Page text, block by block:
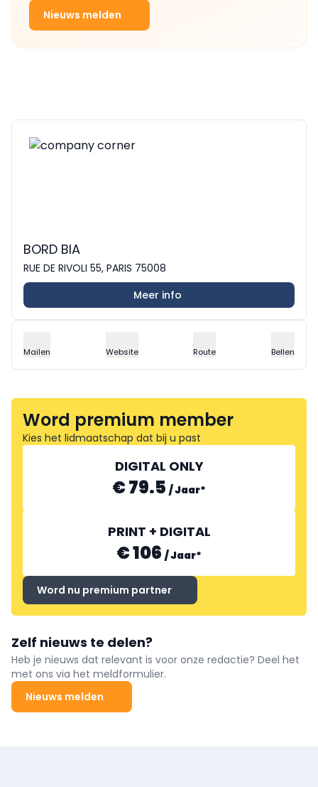
Nieuws melden
BORD BIA
RUE DE RIVOLI 55, PARIS 75008
Meer info
Mailen Website Route Bellen
Word premium member
Kies het lidmaatschap dat bij u past
DIGITAL ONLY
€ 79.5 /Jaar*
PRINT + DIGITAL
€ 106 /Jaar*
Word nu premium partner
Zelf nieuws te delen?
Heb je nieuws dat relevant is voor onze redactie? Deel het
met ons via het meldformulier.
Nieuws melden